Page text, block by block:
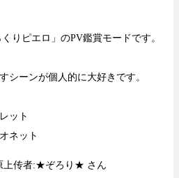
りピエロ」のPV鑑賞モードです。
シーンが個人的に大好きです。
ット
ネット
上传者:★ぞろり★ さん